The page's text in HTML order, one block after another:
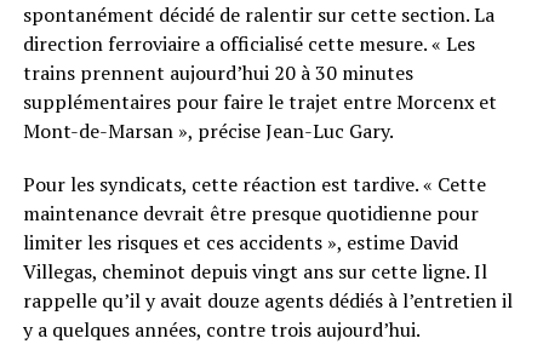
spontanément décidé de ralentir sur cette section. La
direction ferroviaire a officialisé cette mesure. « Les
trains prennent aujourd’hui 20 à 30 minutes
supplémentaires pour faire le trajet entre Morcenx et
Mont-de-Marsan », précise Jean-Luc Gary.
Pour les syndicats, cette réaction est tardive. « Cette
maintenance devrait être presque quotidienne pour
limiter les risques et ces accidents », estime David
Villegas, cheminot depuis vingt ans sur cette ligne. Il
rappelle qu’il y avait douze agents dédiés à l’entretien il
y a quelques années, contre trois aujourd’hui.